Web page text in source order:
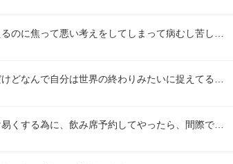
のに焦って悪い考えをしてしまって病むし苦し…
どなんで自分は世界の終わりみたいに捉えてる…
くする為に、飲み席予約してやったら、間際で…